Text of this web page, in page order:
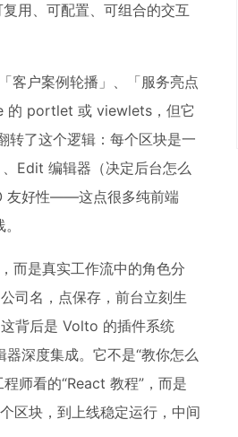
用、可配置、可组合的交互
客户案例轮播」、「服务亮点
的 portlet 或 viewlets，但它
转了这个逻辑：每个区块是一
Edit 编辑器（决定后台怎么
友好性——这点很多纯前端
而是真实工作流中的角色分
司名，点保存，前台立刻生
背后是 Volto 的插件系统
深度集成。它不是“教你怎么
师看的“React 教程”，而是
区块，到上线稳定运行，中间